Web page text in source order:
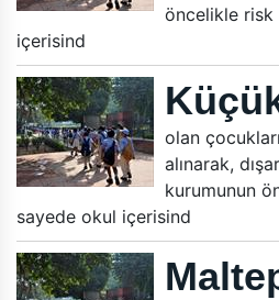
öncelikle risk
içerisind
olan
alınarak,
kurumunun
sayede okul içerisind